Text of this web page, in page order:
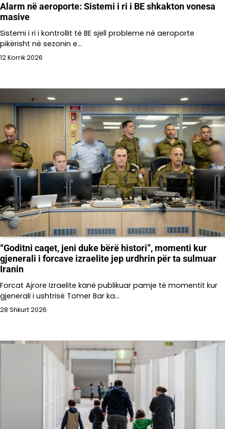
Alarm në aeroporte: Sistemi i ri i BE shkakton vonesa
masive
Sistemi i ri i kontrollit të BE sjell probleme në aeroporte
pikërisht në sezonin e…
12 Korrik 2026
“Goditni caqet, jeni duke bërë histori”, momenti kur
gjenerali i forcave izraelite jep urdhrin për ta sulmuar
Iranin
Forcat Ajrore Izraelite kanë publikuar pamje të momentit kur
gjenerali i ushtrisë Tomer Bar ka…
28 Shkurt 2026